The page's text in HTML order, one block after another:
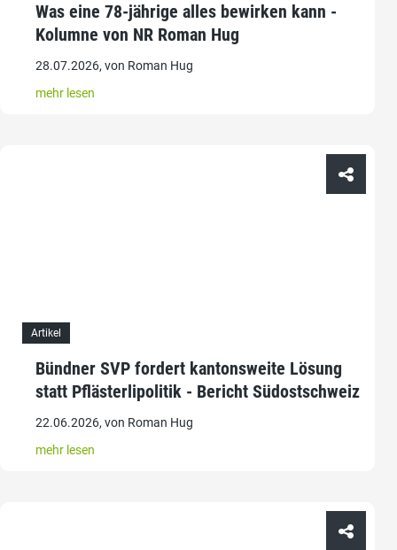
Was eine 78-jährige alles bewirken kann -
Kolumne von NR Roman Hug
28.07.2026, von Roman Hug
mehr lesen
Artikel
Bündner SVP fordert kantonsweite Lösung
statt Pflästerlipolitik - Bericht Südostschweiz
22.06.2026, von Roman Hug
mehr lesen